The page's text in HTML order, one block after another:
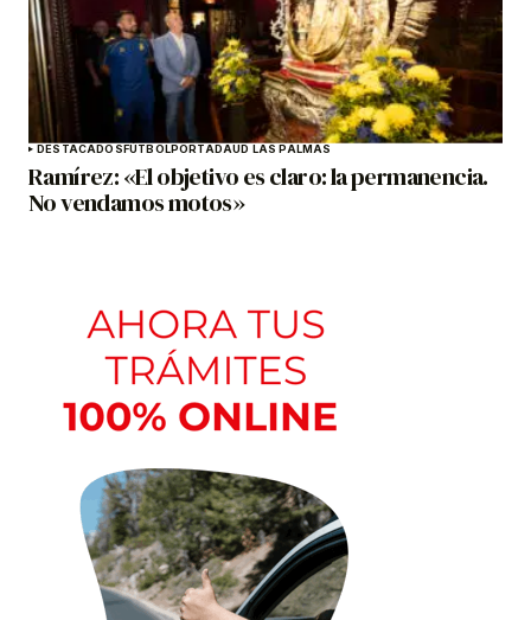
DESTACADOSFÚTBOLPORTADAUD LAS PALMAS
Ramírez: «El objetivo es claro: la permanencia.
No vendamos motos»